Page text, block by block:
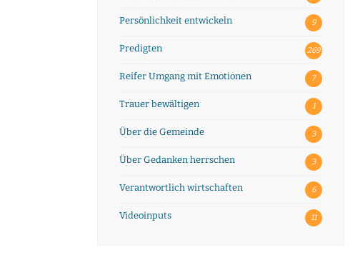
Persönlichkeit entwickeln 9
Predigten 269
Reifer Umgang mit Emotionen 7
Trauer bewältigen 1
Über die Gemeinde 3
Über Gedanken herrschen 3
Verantwortlich wirtschaften 6
Videoinputs 11